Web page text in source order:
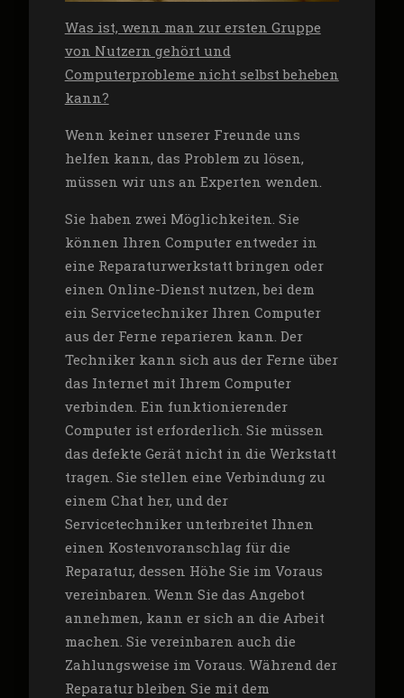
Was ist, wenn man zur ersten Gruppe
von Nutzern gehört und
Computerprobleme nicht selbst beheben
kann?
Wenn keiner unserer Freunde uns
helfen kann, das Problem zu lösen,
müssen wir uns an Experten wenden.
Sie haben zwei Möglichkeiten. Sie
können Ihren Computer entweder in
eine Reparaturwerkstatt bringen oder
einen Online-Dienst nutzen, bei dem
ein Servicetechniker Ihren Computer
aus der Ferne reparieren kann. Der
Techniker kann sich aus der Ferne über
das Internet mit Ihrem Computer
verbinden. Ein funktionierender
Computer ist erforderlich. Sie müssen
das defekte Gerät nicht in die Werkstatt
tragen. Sie stellen eine Verbindung zu
einem Chat her, und der
Servicetechniker unterbreitet Ihnen
einen Kostenvoranschlag für die
Reparatur, dessen Höhe Sie im Voraus
vereinbaren. Wenn Sie das Angebot
annehmen, kann er sich an die Arbeit
machen. Sie vereinbaren auch die
Zahlungsweise im Voraus. Während der
Reparatur bleiben Sie mit dem